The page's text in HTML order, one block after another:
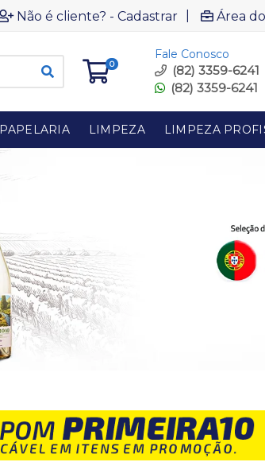
Não é cliente? - Cadastrar Área
0
Fale Conosco
(82) 3359-6241
(82) 3359-6241
PAPELARIA LIMPEZA LIMPEZA